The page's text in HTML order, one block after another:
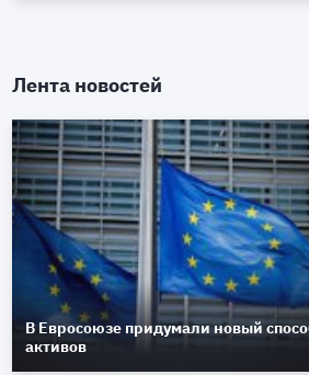
Лента новостей
В Евросоюзе придумали новый
активов